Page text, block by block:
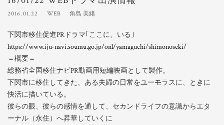
2016.01.22 WEB 角島 美緒
下関市移住促進PRドラマ｢ここに、いる｣
https://www.iju-navi.soumu.go.jp/onl/yamaguchi/shimonoseki/
＝概要＝
総務省全国移住ナビPR動画用短編映画として製作。
下関市に移住してきた、ある夫婦の日常をユーモラスに、ときに
快活に描いている。
彼らの眼、彼らの感情を通して、セカンドライフの意識からエタ
ーナル（永住）へ昇華していくに